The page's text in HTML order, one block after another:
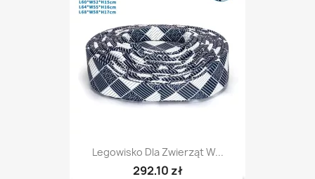
Legowisko Dla Zwierząt W...
292,10 zł